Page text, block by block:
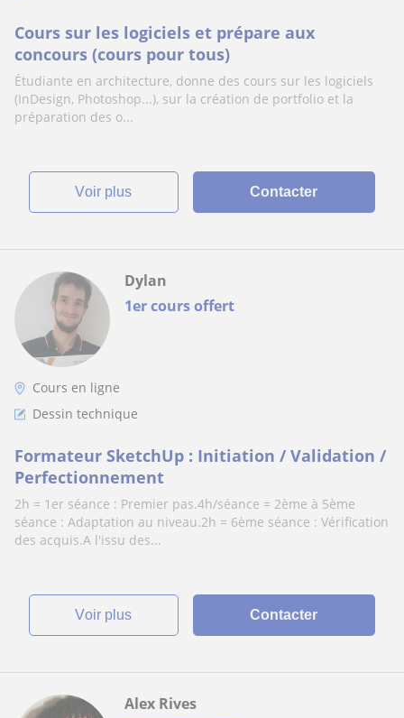
Cours sur les logiciels et prépare aux
concours (cours pour tous)
Étudiante en architecture, donne des cours sur les logiciels
(InDesign, Photoshop...), sur la création de portfolio et la
préparation des o...
voir plus Contacter
1er cours offert
Dylan
Cours en ligne
Dessin technique
Formateur SketchUp : Initiation / Validation /
Perfectionnement
2h = 1er séance : Premier pas.4h/séance = 2ème à 5ème
séance : Adaptation au niveau.2h = 6ème séance : Vérification
des acquis.A l'issu des...
voir plus Contacter
Alex Rives